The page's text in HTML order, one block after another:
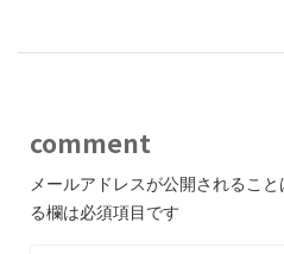
comment
メールアドレスが公開されること
る欄は必須項目です